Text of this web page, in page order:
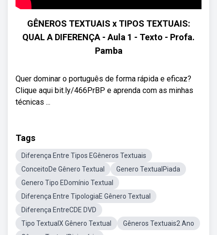
GÊNEROS TEXTUAIS x TIPOS TEXTUAIS:
QUAL A DIFERENÇA - Aula 1 - Texto - Profa.
Pamba
Quer dominar o português de forma rápida e eficaz?
Clique aqui bit.ly/466PrBP e aprenda com as minhas
técnicas ...
Tags
Diferença Entre Tipos EGêneros Textuais
ConceitoDe Gênero Textual
Genero TextualPiada
Genero Tipo EDomínio Textual
Diferença Entre TipologiaE Gênero Textual
Diferença EntreCDE DVD
Tipo TextualX Gênero Textual
Gêneros Textuais2 Ano